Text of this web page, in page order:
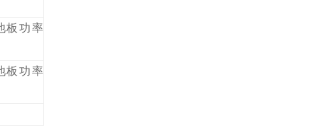
板功率
板功率